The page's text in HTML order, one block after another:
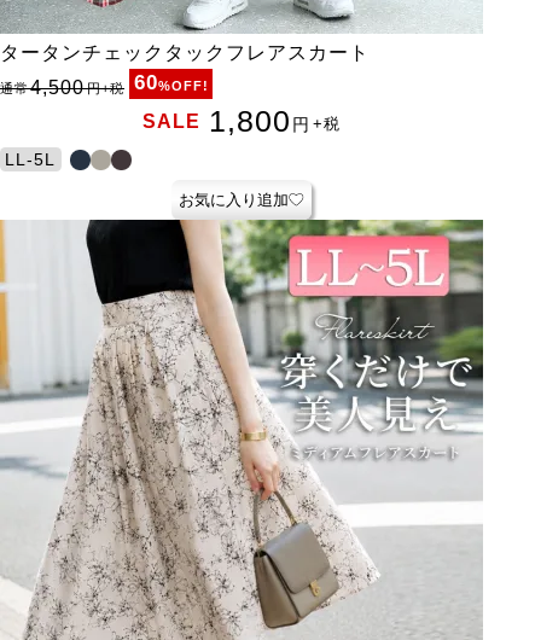
タータンチェックタックフレアスカート
通常4,500円+税 60%OFF!
SALE 1,800 円 +税
LL-5L
お気に入り追加